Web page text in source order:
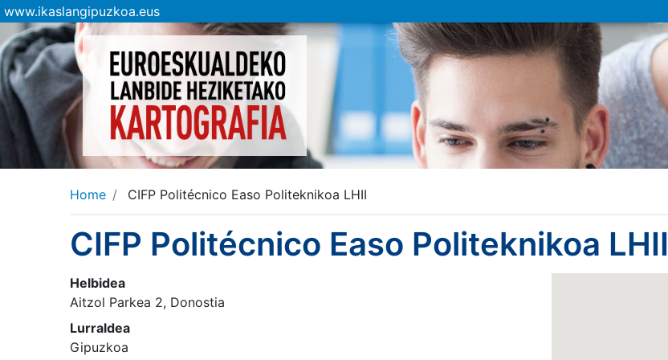
www.ikaslangipuzkoa.eus
Home CIFP Politécnico Easo Politeknikoa LHII
CIFP Politécnico Easo Politeknikoa LHII
Helbidea
Aitzol Parkea 2, Donostia
Lurraldea
Gipuzkoa